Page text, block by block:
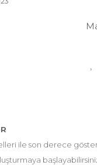
ile son derece